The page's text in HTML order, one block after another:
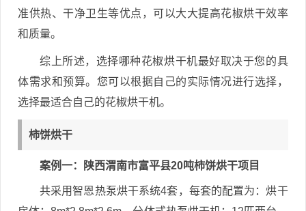
准供热、干净卫生等优点，可以大大提高花椒烘干效率
和质量。
综上所述，选择哪种花椒烘干机最好取决于您的具
体需求和预算。您可以根据自己的实际情况进行选择，
选择最适合自己的花椒烘干机。
柿饼烘干
案例一：陕西渭南市富平县20吨柿饼烘干项目
共采用智恩热泵烘干系统4套，每套的配置为：烘干